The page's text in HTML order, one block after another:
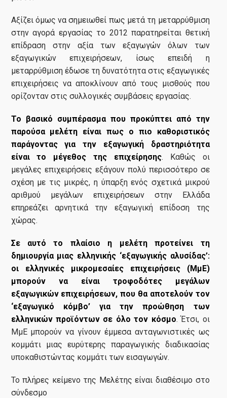
Αξίζει όμως να σημειωθεί πως μετά τη μεταρρύθμιση
στην αγορά εργασίας το 2012 παρατηρείται θετική
επίδραση στην αξία των εξαγωγών όλων των
εξαγωγικών επιχειρήσεων, ίσως επειδή η
μεταρρύθμιση έδωσε τη δυνατότητα στις εξαγωγικές
επιχειρήσεις να αποκλίνουν από τους μισθούς που
ορίζονταν στις συλλογικές συμβάσεις εργασίας.
Το βασικό συμπέρασμα που προκύπτει από την
παρούσα μελέτη είναι πως ο πιο καθοριστικός
παράγοντας για την εξαγωγική δραστηριότητα
είναι το μέγεθος της επιχείρησης. Καθώς οι
μεγάλες επιχειρήσεις εξάγουν πολύ περισσότερο σε
σχέση με τις μικρές, η ύπαρξη ενός σχετικά μικρού
αριθμού μεγάλων επιχειρήσεων στην Ελλάδα
επηρεάζει αρνητικά την εξαγωγική επίδοση της
χώρας.
Σε αυτό το πλαίσιο η μελέτη προτείνει τη
δημιουργία μιας ελληνικής ‘εξαγωγικής αλυσίδας’:
οι ελληνικές μικρομεσαίες επιχειρήσεις (ΜμΕ)
μπορούν να είναι τροφοδότες μεγάλων
εξαγωγικών επιχειρήσεων, που θα αποτελούν τον
‘εξαγωγικό κόμβο’ για την προώθηση των
ελληνικών προϊόντων σε όλο τον κόσμο. Έτσι, οι
ΜμΕ μπορούν να γίνουν έμμεσα ανταγωνιστικές ως
κομμάτι μιας ευρύτερης παραγωγικής διαδικασίας
υποκαθιστώντας κομμάτι των εισαγωγών.
Το πλήρες κείμενο της Μελέτης είναι διαθέσιμο στο
σύνδεσμο